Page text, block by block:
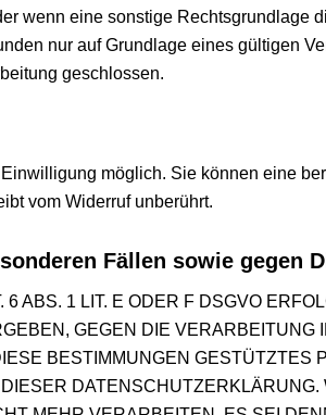
wenn eine sonstige Rechtsgrundlage
nur auf Grundlage eines gültigen
geschlossen.
möglich. Sie können eine
vom Widerruf unberührt.
Fällen sowie gegen
ABS. 1 LIT. E ODER F DSGVO
GEGEN DIE VERARBEITUNG
BESTIMMUNGEN GESTÜTZTES